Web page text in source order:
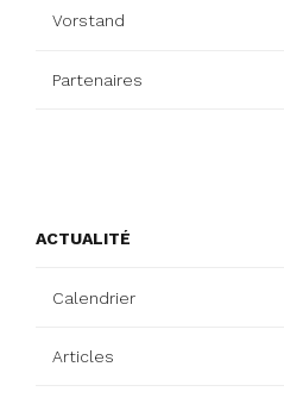
Vorstand
Partenaires
ACTUALITÉ
Calendrier
Articles